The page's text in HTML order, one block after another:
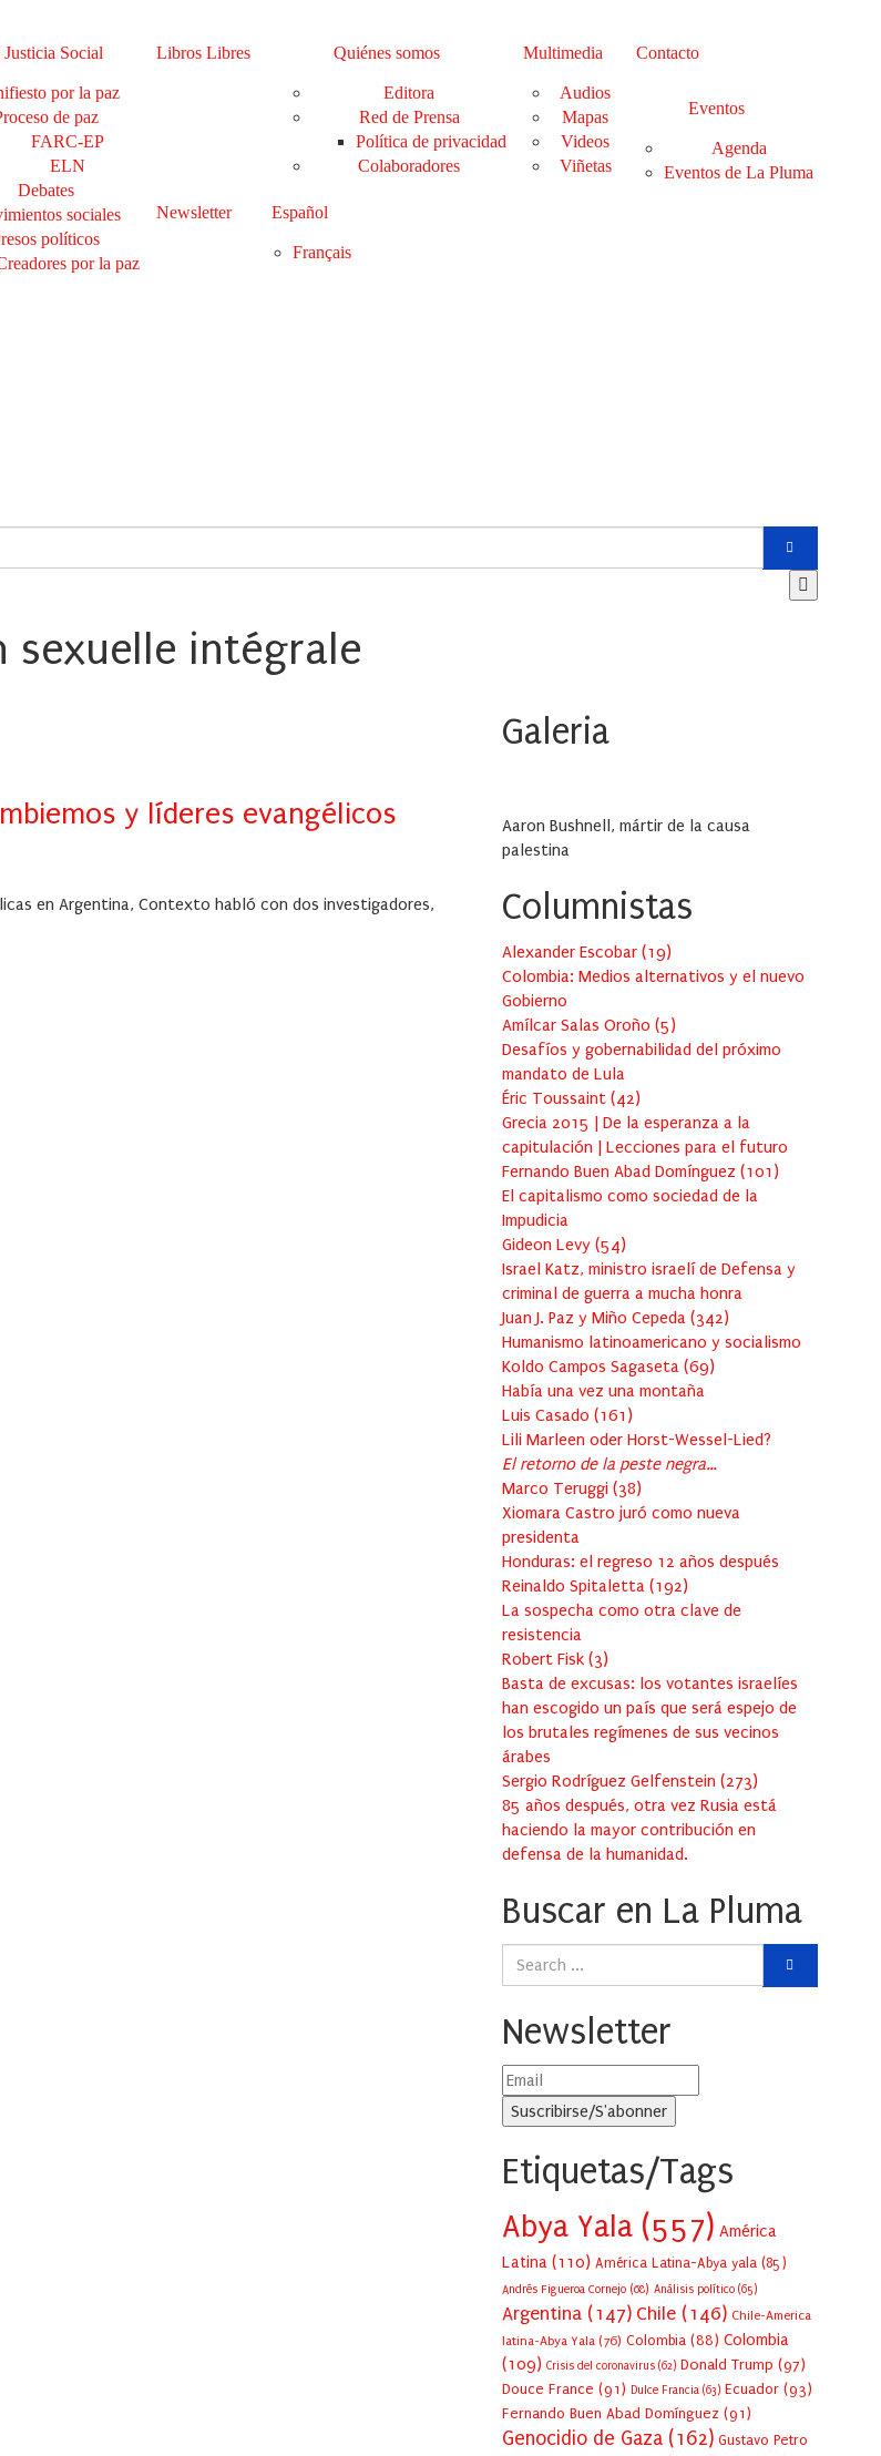
Justicia Social
por la paz
de paz
FARC-EP
ELN
Debates
sociales
políticos
por la paz
Libros Libres Quiénes somos
Editora
Red de Prensa
Política de privacidad
Colaboradores
Multimedia
Audios
Mapas
Videos
Viñetas
Contacto
Eventos
Agenda
Eventos de La Pluma
Newsletter Español
Français
sexuelle intégrale
y líderes evangélicos
en Argentina, Contexto habló con dos investigadores,
Galeria
Aaron Bushnell, mártir de la causa
palestina
Columnistas
Alexander Escobar (19)
Colombia: Medios alternativos y el nuevo
Gobierno
Amílcar Salas Oroño (5)
Desafíos y gobernabilidad del próximo
mandato de Lula
Éric Toussaint (42)
Grecia 2015 | De la esperanza a la
capitulación | Lecciones para el futuro
Fernando Buen Abad Domínguez (101 )
El capitalismo como sociedad de la
Impudicia
Gideon Levy (54)
Israel Katz, ministro israelí de Defensa y
criminal de guerra a mucha honra
Juan J. Paz y Miño Cepeda (342)
Humanismo latinoamericano y socialismo
Koldo Campos Sagaseta (69)
Había una vez una montaña
Luis Casado (161 )
Lili Marleen oder Horst-Wessel-Lied?
El retorno de la peste negra…
Marco Teruggi (38)
Xiomara Castro juró como nueva
presidenta
Honduras: el regreso 12 años después
Reinaldo Spitaletta (192)
La sospecha como otra clave de
resistencia
Robert Fisk (3)
Basta de excusas: los votantes israelíes
han escogido un país que será espejo de
los brutales regímenes de sus vecinos
árabes
Sergio Rodríguez Gelfenstein (273)
85 años después, otra vez Rusia está
haciendo la mayor contribución en
defensa de la humanidad.
Buscar en La Pluma
Newsletter
Etiquetas/Tags
Abya Yala (557) América
Latina (110) América Latina-Abya yala (85)
Andrés Figueroa Cornejo (68) Análisis político (65)
Argentina (147) Chile (146) Chile-America
latina-Abya Yala (76) Colombia (88) Colombia
(109) Crisis del coronavirus (62) Donald Trump (97)
Douce France (91) Dulce Francia (63) Ecuador (93)
Fernando Buen Abad Domínguez (91)
Genocidio de Gaza (162) Gustavo Petro